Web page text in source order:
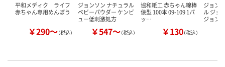
平和メディク ライフ
赤ちゃん専用めんぼう
￥290～（税込）
ジョンソン ナチュラル
ベビーパウダー ケンビ
ュー低刺激処方
￥547～（税込）
協和紙工 赤ちゃん綿棒
俵型 100本 09-109 1パ
ッ…
￥130（税込）
ジョン
ル ジョ
ジョン